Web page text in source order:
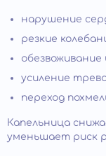
нарушение
резкие
усиление
переход
Капельница
уменьшает риск